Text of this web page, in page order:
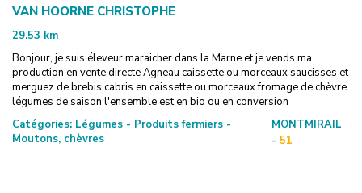
VAN HOORNE CHRISTOPHE
29.53 km
Bonjour, je suis éleveur maraicher dans la Marne et je vends ma
production en vente directe Agneau caissette ou morceaux saucisses et
merguez de brebis cabris en caissette ou morceaux fromage de chèvre
légumes de saison l'ensemble est en bio ou en conversion
Catégories: Légumes - Produits fermiers -
Moutons, chèvres
MONTMIRAIL
- 51